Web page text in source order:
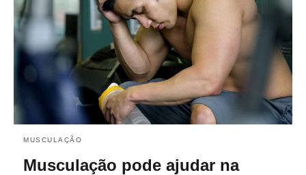
MUSCULAÇÃO
Musculação pode ajudar na